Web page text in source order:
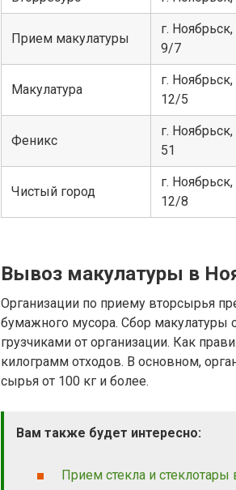
Прием макулатуры
г.
9/7
Макулатура
г.
12/5
Феникс
г.
51
Чистый город
г.
12/8
Вывоз макулатуры в
Организации по приему вторсырья
бумажного мусора. Сбор макулатуры
грузчиками от организации. Как
килограмм отходов. В основном,
сырья от 100 кг и более.
Вам также будет интересно:
Прием стекла и стеклотары